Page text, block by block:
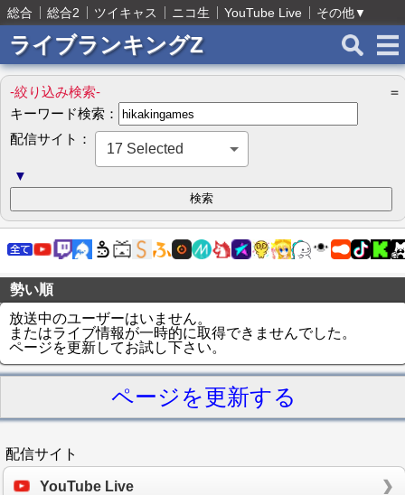
総合 総合2 ツイキャス ニコ生 YouTube Live その他▼
ライブランキングZ
-絞り込み検索-
＝
キーワード検索：
配信サイト：
17 Selected
▼
勢い順
放送中のユーザーはいません。
またはライブ情報が一時的に取得できませんでした。
ページを更新してお試し下さい。
ページを更新する
配信サイト
YouTube Live